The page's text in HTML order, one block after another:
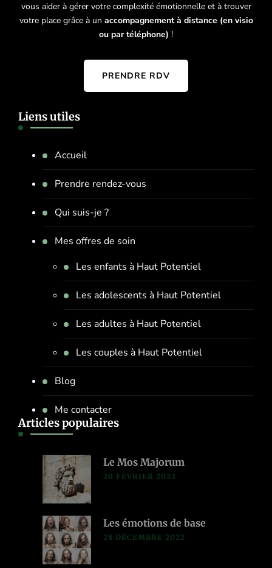
vous aider à gérer votre complexité émotionnelle et à trouver
votre place grâce à un accompagnement à distance (en visio
ou par téléphone) !
PRENDRE RDV
Liens utiles
Accueil
Prendre rendez-vous
Qui suis-je ?
Mes offres de soin
Les enfants à Haut Potentiel
Les adolescents à Haut Potentiel
Les adultes à Haut Potentiel
Les couples à Haut Potentiel
Blog
Me contacter
Articles populaires
Le Mos Majorum
20 FÉVRIER 2023
Les émotions de base
28 DÉCEMBRE 2022